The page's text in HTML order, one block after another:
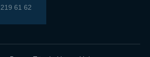
61 62